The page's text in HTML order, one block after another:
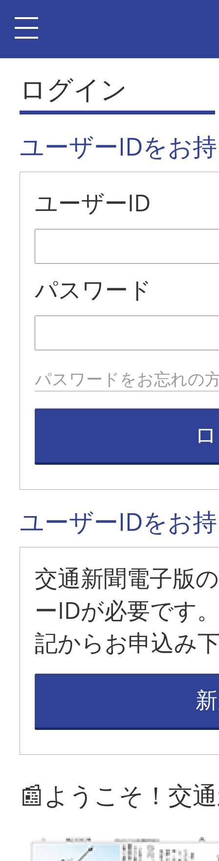
ログイン
ユーザーIDをお
ユーザーID
パスワード
パスワードをお忘れの
ユーザーIDをお
交通新聞電子版
ーIDが必要です
記からお申込み
📰ようこそ！交